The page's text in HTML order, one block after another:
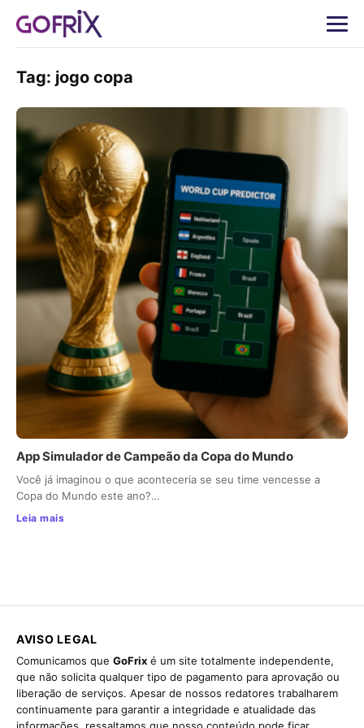
Tag: jogo copa
App Simulador de Campeão da Copa do Mundo
Você já imaginou o que aconteceria se seu time vencesse a
Copa do Mundo este ano?…
Leia mais
AVISO LEGAL
Comunicamos que GoFrix é um site totalmente independente,
que não solicita qualquer tipo de pagamento para aprovação ou
liberação de serviços. Apesar de nossos redatores trabalharem
continuamente para garantir a integridade e atualidade das